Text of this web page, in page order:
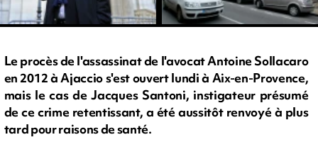
Le procès de l'assassinat de l'avocat Antoine Sollacaro
en 2012 à Ajaccio s'est ouvert lundi à Aix-en-Provence,
mais le cas de Jacques Santoni, instigateur présumé
de ce crime retentissant, a été aussitôt renvoyé à plus
tard pour raisons de santé.